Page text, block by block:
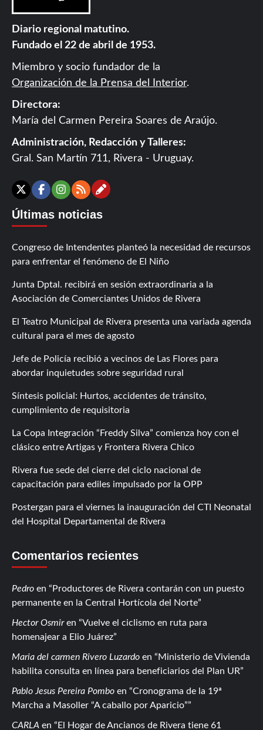
Diario regional matutino.
Fundado el 22 de abril de 1953.
Miembro y socio fundador de la
Organización de la Prensa del Interior.
Directora:
María del Carmen Pereira Soares de Araújo.
Administración, Redacción y Talleres:
Gral. San Martín 711, Rivera - Uruguay.
X Facebook
Instagram
RSSContáctanos
Últimas noticias
Congreso de Intendentes planteó la necesidad de recursos
para enfrentar el fenómeno de El Niño
Junta Dptal. recibirá en sesión extraordinaria a la
Asociación de Comerciantes Unidos de Rivera
El Teatro Municipal de Rivera presenta una variada agenda
cultural para el mes de agosto
Jefe de Policía recibió a vecinos de Las Flores para
abordar inquietudes sobre seguridad rural
Síntesis policial: Hurtos, accidentes de tránsito,
cumplimiento de requisitoria
La Copa Integración “Freddy Silva” comienza hoy con el
clásico entre Artigas y Frontera Rivera Chico
Rivera fue sede del cierre del ciclo nacional de
capacitación para ediles impulsado por la OPP
Postergan para el viernes la inauguración del CTI Neonatal
del Hospital Departamental de Rivera
Comentarios recientes
Pedro en
Productores de Rivera contarán con un puesto
permanente en la Central Hortícola del Norte
Hector Osmiren
Vuelve el ciclismo en ruta para
homenajear a Elio Juárez
Maria del carmen Rivero Luzardo en
Ministerio de Vivienda
habilita consulta en línea para beneficiarios del Plan UR
Pablo Jesus Pereira Pombo en
Cronograma de la 19ª
Marcha a Masoller “A caballo por Aparicio”
CARLA en El Hogar de Ancianos de Rivera tiene 61